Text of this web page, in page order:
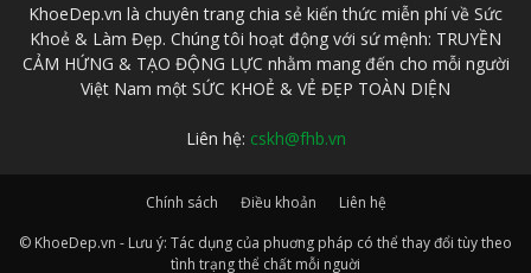
KhoeDep.vn là chuyên trang chia sẻ kiến thức miễn phí về Sức
Khoẻ & Làm Đẹp. Chúng tôi hoạt động với sứ mệnh: TRUYỀN
CẢM HỨNG & TẠO ĐỘNG LỰC nhằm mang đến cho mỗi người
Việt Nam một SỨC KHOẺ & VẺ ĐẸP TOÀN DIỆN
Liên hệ: cskh@fhb.vn
Chính sách Điều khoản
Liên hệ
© KhoeDep.vn - Lưu ý: Tác dụng của phuơng pháp có thể thay đổi tùy theo
tình trạng thể chất mỗi nguời